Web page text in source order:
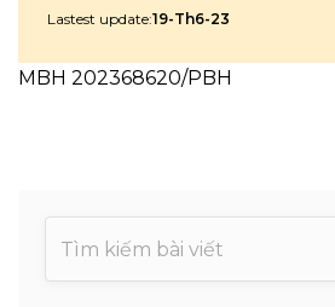
Lastest update:19-Th6-23
MBH 202368620/PBH